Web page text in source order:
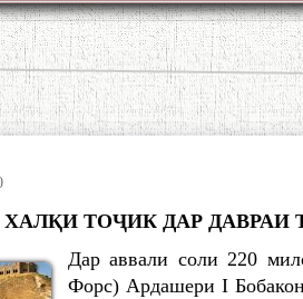
ТОҶИК ДАР ДАВРАИ
Дар аввали соли 220
Форс) Ардашери I